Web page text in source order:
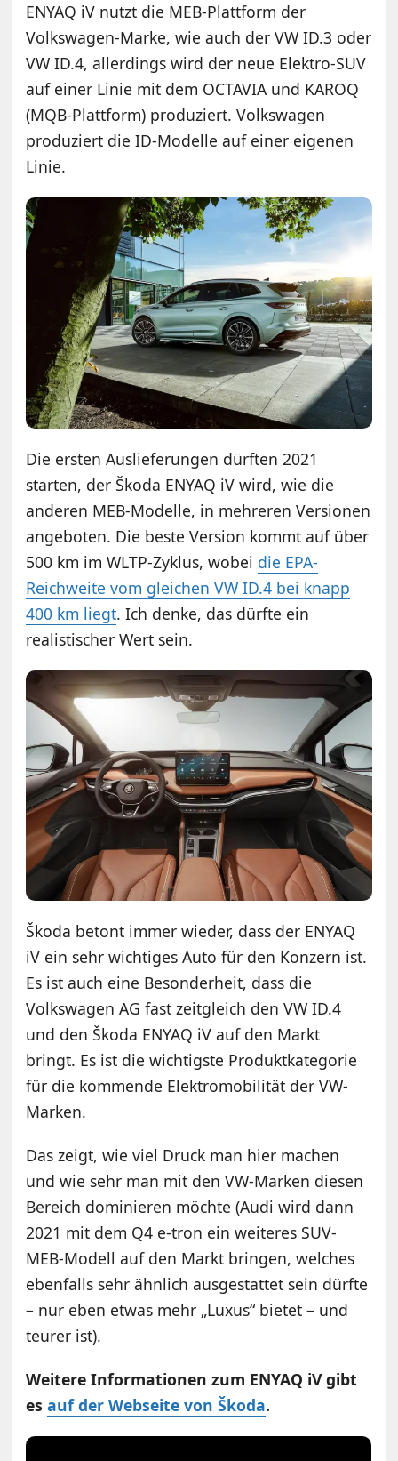
ENYAQ iV nutzt die MEB-Plattform der
Volkswagen-Marke, wie auch der VW ID.3 oder
VW ID.4, allerdings wird der neue Elektro-SUV
auf einer Linie mit dem OCTAVIA und KAROQ
(MQB-Plattform) produziert. Volkswagen
produziert die ID-Modelle auf einer eigenen
Linie.
Die ersten Auslieferungen dürften 2021
starten, der Škoda ENYAQ iV wird, wie die
anderen MEB-Modelle, in mehreren Versionen
angeboten. Die beste Version kommt auf über
500 km im WLTP-Zyklus, wobei die EPA-
Reichweite vom gleichen VW ID.4 bei knapp
400 km liegt. Ich denke, das dürfte ein
realistischer Wert sein.
Škoda betont immer wieder, dass der ENYAQ
iV ein sehr wichtiges Auto für den Konzern ist.
Es ist auch eine Besonderheit, dass die
Volkswagen AG fast zeitgleich den VW ID.4
und den Škoda ENYAQ iV auf den Markt
bringt. Es ist die wichtigste Produktkategorie
für die kommende Elektromobilität der VW-
Marken.
Das zeigt, wie viel Druck man hier machen
und wie sehr man mit den VW-Marken diesen
Bereich dominieren möchte (Audi wird dann
2021 mit dem Q4 e-tron ein weiteres SUV-
MEB-Modell auf den Markt bringen, welches
ebenfalls sehr ähnlich ausgestattet sein dürfte
– nur eben etwas mehr „Luxus“ bietet – und
teurer ist).
Weitere Informationen zum ENYAQ iV gibt
esauf der Webseite von Škoda.